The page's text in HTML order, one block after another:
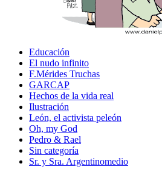
Educación
El nudo infinito
F.Mérides Truchas
GARCAP
Hechos de la vida real
Ilustración
León, el activista peleón
Oh, my God
Pedro & Rael
Sin categoría
Sr. y Sra. Argentinomedio